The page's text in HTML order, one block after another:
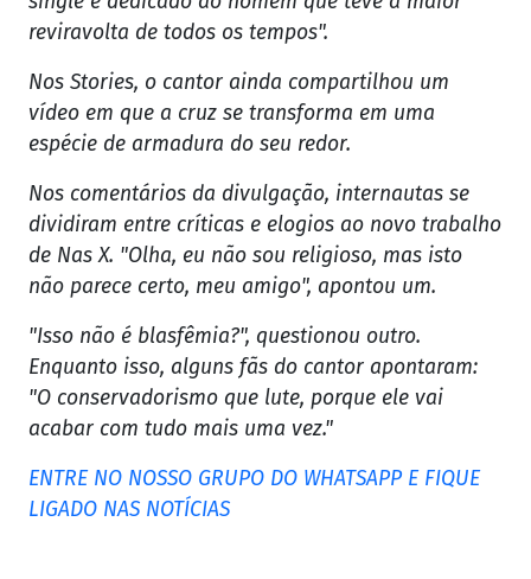
reviravolta de todos os tempos".
Nos Stories, o cantor ainda compartilhou um
vídeo em que a cruz se transforma em uma
espécie de armadura do seu redor.
Nos comentários da divulgação, internautas se
dividiram entre críticas e elogios ao novo trabalho
de Nas X. "Olha, eu não sou religioso, mas isto
não parece certo, meu amigo", apontou um.
"Isso não é blasfêmia?", questionou outro.
Enquanto isso, alguns fãs do cantor apontaram:
"O conservadorismo que lute, porque ele vai
acabar com tudo mais uma vez."
ENTRE NO NOSSO GRUPO DO WHATSAPP E FIQUE
LIGADO NAS NOTÍCIAS